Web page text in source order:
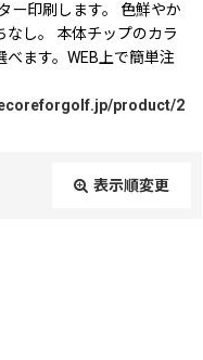
ー印刷します。 色鮮やか
なし。 本体チップのカラ
べます。WEB上で簡単注
product/2
表示順変更